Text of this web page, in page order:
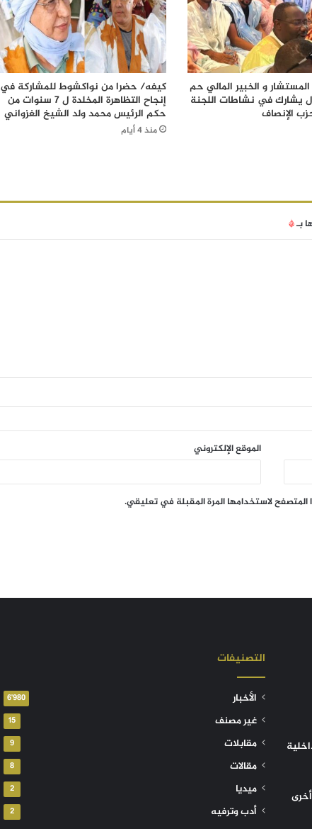
و الخبير المالي حم
يشارك في نشاطات اللجنة
الإنصاف
كيفه/ حضرا من نواكشوط للمشاركة في
إنجاح التظاهرة المخلدة ل 7 سنوات من
حكم الرئيس محمد ولد الشيخ الغزواني
منذ 4 أيام
بـ*
الموقع الإلكتروني
لاستخدامها المرة المقبلة في تعليقي.
التصنيفات
الأخبار 6٬980
غير مصنف 15
مقابلات 9
مقالات 8
ميديا 2
أدب وترفيه 2